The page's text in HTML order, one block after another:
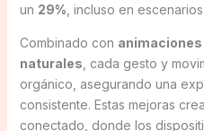
un 29% , incluso en
Combinado con
naturales , cada gesto y
orgánico, asegurando una
consistente. Estas mejoras
conectado, donde los